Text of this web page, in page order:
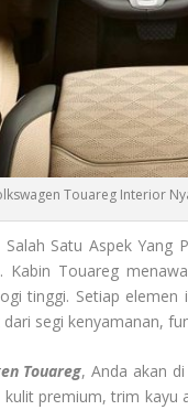
Touareg Interior
Satu Aspek Yang
Kabin Touareg
tinggi. Setiap
segi kenyamanan,
Touareg, Anda akan
premium, trim